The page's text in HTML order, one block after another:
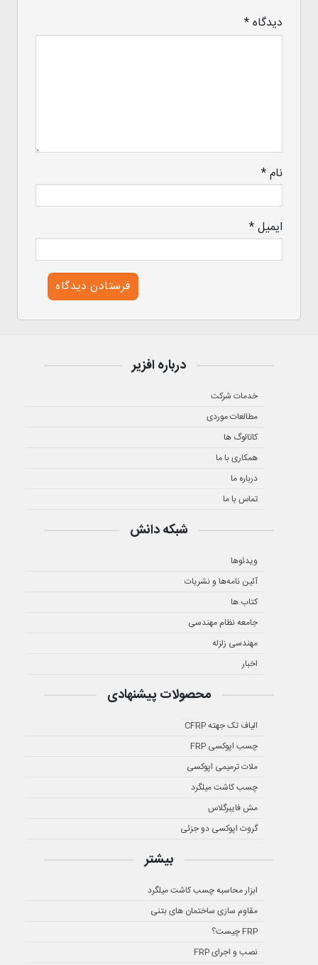
دیدگاه*
نام*
ایمیل*
درباره افزیر
خدمات شرکت
مطالعات موردی
کاتالوگ ها
همکاری با ما
درباره ما
تماس با ما
شبکه دانش
ویدئوها
آئین نامه‌ها و نشریات
کتاب ها
جامعه نظام مهندسی
مهندسی زلزله
اخبار
محصولات پیشنهادی
الیاف تک جهته CFRP
چسب اپوکسی FRP
ملات ترمیمی اپوکسی
چسب کاشت میلگرد
مش فایبرگلاس
گروت اپوکسی دو جزئی
بیشتر
ابزار محاسبه چسب کاشت میلگرد
مقاوم سازی ساختمان های بتنی
FRP چیست؟
نصب و اجرای FRP